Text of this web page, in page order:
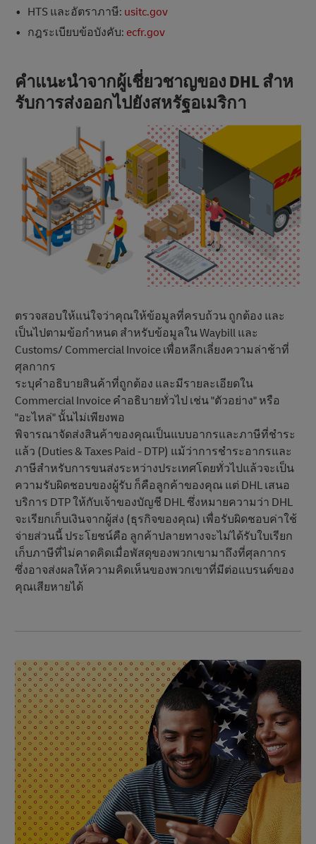
HTS และอัตราภาษี: usitc.gov
กฎระเบียบข้อบังคับ: ecfr.gov
คําแนะนําจากผู้เชี่ยวชาญของ DHL สําห
รับการส่งออกไปยังสหรัฐอเมริกา
ตรวจสอบให้แน่ใจว่าคุณให้ข้อมูลที่ครบถ้วน ถูกต้อง และ
เป็นไปตามข้อกําหนด สำหรับข้อมูลใน Waybill และ
Customs/ Commercial Invoice เพื่อหลีกเลี่ยงความล่าช้าที่
ศุลกากร
ระบุคําอธิบายสินค้าที่ถูกต้อง และมีรายละเอียดใน
Commercial Invoice คําอธิบายทั่วไป เช่น "ตัวอย่าง" หรือ
"อะไหล่" นั้นไม่เพียงพอ
พิจารณาจัดส่งสินค้าของคุณเป็นแบบอากรและภาษีที่ชําระ
แล้ว (Duties & Taxes Paid - DTP) แม้ว่าการชําระอากรและ
ภาษีสําหรับการขนส่งระหว่างประเทศโดยทั่วไปแล้วจะเป็น
ความรับผิดชอบของผู้รับ ก็คือลูกค้าของคุณ แต่ DHL เสนอ
บริการ DTP ให้กับเจ้าของบัญชี DHL ซึ่งหมายความว่า DHL
จะเรียกเก็บเงินจากผู้ส่ง (ธุรกิจของคุณ) เพื่อรับผิดชอบค่าใช้
จ่ายส่วนนี้ ประโยชน์คือ ลูกค้าปลายทางจะไม่ได้รับใบเรียก
เก็บภาษีที่ไม่คาดคิดเมื่อพัสดุของพวกเขามาถึงที่ศุลกากร
ซึ่งอาจส่งผลให้ความคิดเห็นของพวกเขาที่มีต่อแบรนด์ของ
คุณเสียหายได้